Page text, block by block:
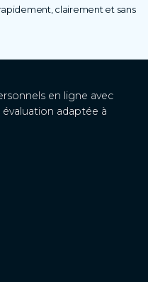
clairement et sans
en ligne avec
adaptée à